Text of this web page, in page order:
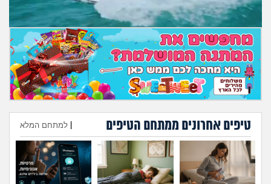
מה שעובר עליי
שומרים על הגוף
פיננסי וכלכלה
בין הסדינים
חיות מחמד
יוקר המחיה
טיפים אחרונים ממתחם הטיפים למתחם המלא
הוספת טיפ